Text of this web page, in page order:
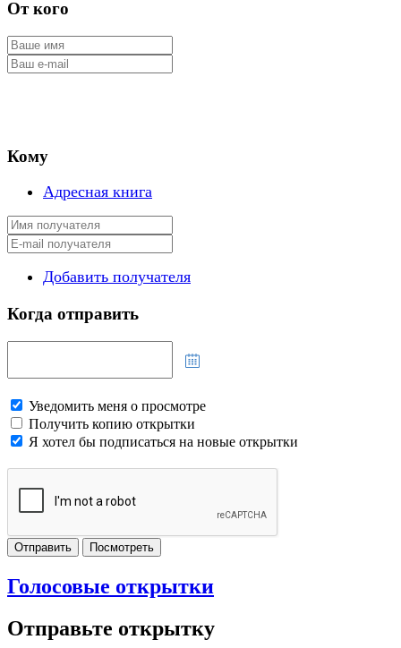
От кого
Кому
Адресная книга
Добавить получателя
Когда отправить
Уведомить меня о просмотре
Получить копию открытки
Я хотел бы подписаться на новые открытки
Отправить Посмотреть
Голосовые открытки
Отправьте открытку